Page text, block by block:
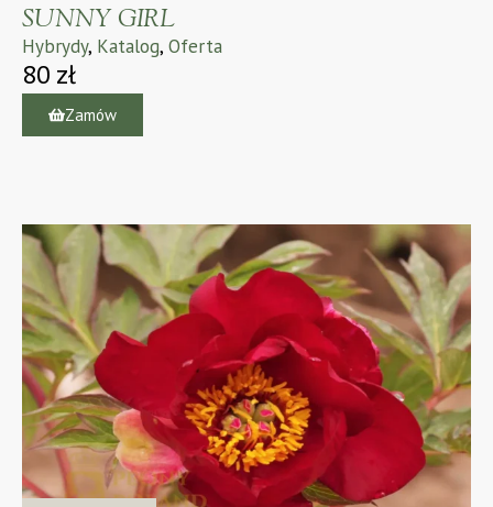
SUNNY GIRL
Hybrydy, Katalog, Oferta
80 zł
Zamów